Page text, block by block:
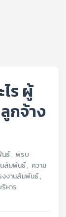
ร ผู้
กจ้าง
นธ์, พรบ
สัมพันธ์, ความ
งงานสัมพันธ์,
หาร